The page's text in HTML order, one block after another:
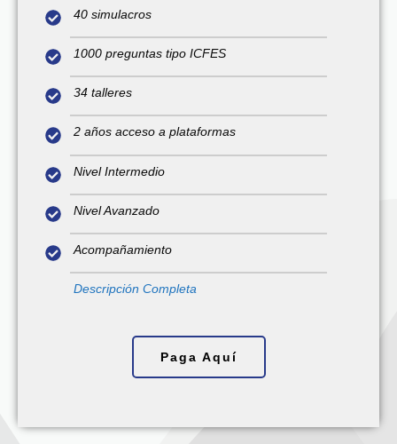
40 simulacros
1000 preguntas tipo ICFES
34 talleres
2 años acceso a plataformas
Nivel Intermedio
Nivel Avanzado
Acompañamiento
Descripción Completa
Paga Aquí